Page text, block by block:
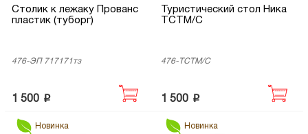
Столик к лежаку Прованс
пластик (туборг)
476-ЭП 717171тз
1 500 p
Туристический стол Ника
ТСТМ/С
476-ТСТМ/С
1 500 p
Новинка Новинка